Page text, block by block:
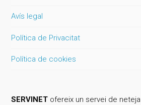
Avís legal
Política de Privacitat
Política de cookies
SERVINET ofereix un servei de